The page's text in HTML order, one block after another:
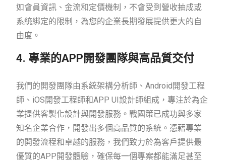
如會員資訊、金流和定價機制，不會受到營收抽成或
系統綁定的限制，為您的企業長期發展提供更大的自
由度。
4. 專業的APP開發團隊與高品質交付
我們的開發團隊由系統架構分析師、Android開發工程
師、iOS開發工程師和APP UI設計師組成，專注於為企
業提供客製化設計與開發服務。戰國策已成功與多家
知名企業合作，開發出多個高品質的系統。憑藉專業
的開發流程和卓越的服務，我們致力於為客戶提供最
優質的APP開發體驗，確保每一個專案都能滿足甚至